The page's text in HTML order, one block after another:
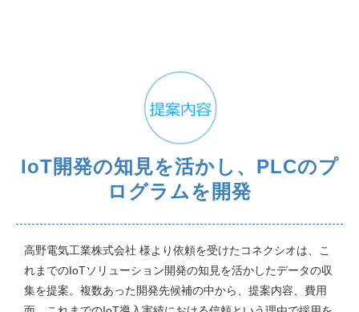
IoT開発の知見を活かし、PLCのプ
ログラムを開発
高野電気工業株式会社 様より依頼を受けたコネクシオは、こ
れまでのIoTソリューション開発の知見を活かしたデータの収
集を提案。複数あった開発先候補の中から、提案内容、費用